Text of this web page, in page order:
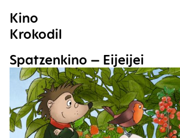
Kino
Krokodil
Spat­zen­ki­no – Eijeijei